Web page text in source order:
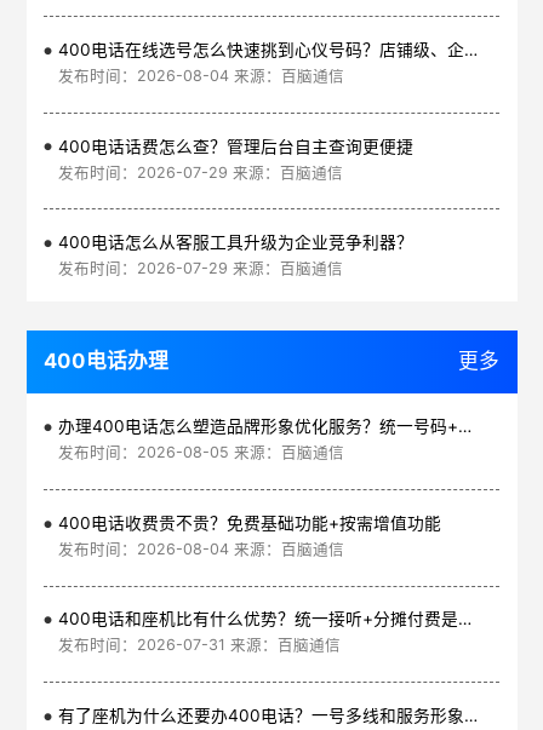
400电话在线选号怎么快速挑到心仪号码？店铺级、企业级、集团级一次看清
发布时间：2026-08-04 来源：百脑通信
400电话话费怎么查？管理后台自主查询更便捷
发布时间：2026-07-29 来源：百脑通信
400电话怎么从客服工具升级为企业竞争利器？
发布时间：2026-07-29 来源：百脑通信
400电话办理 更多
办理400电话怎么塑造品牌形象优化服务？统一号码+智能管理平台
发布时间：2026-08-05 来源：百脑通信
400电话收费贵不贵？免费基础功能+按需增值功能
发布时间：2026-08-04 来源：百脑通信
400电话和座机比有什么优势？统一接听+分摊付费是核心
发布时间：2026-07-31 来源：百脑通信
有了座机为什么还要办400电话？一号多线和服务形象是核心